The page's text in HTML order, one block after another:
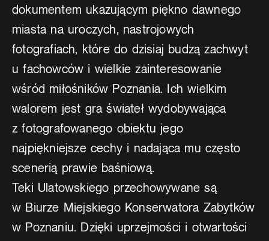
dokumentem ukazującym piękno dawnego
miasta na uroczych, nastrojowych
fotografiach, które do dzisiaj budzą zachwyt
u fachowców i wielkie zainteresowanie
wśród miłośników Poznania. Ich wielkim
walorem jest gra świateł wydobywająca
z fotografowanego obiektu jego
najpiękniejsze cechy i nadająca mu często
scenerią prawie baśniową.
Teki Ulatowskiego przechowywane są
w Biurze Miejskiego Konserwatora Zabytków
w Poznaniu. Dzięki uprzejmości i otwartości